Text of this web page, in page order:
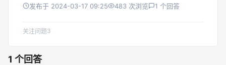
发布于 2024-03-17 09:25 483 次浏览 1 个回答
关注问题3
1 个回答